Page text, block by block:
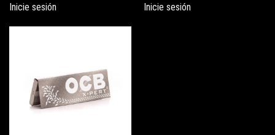
Inicie sesión Inicie sesión